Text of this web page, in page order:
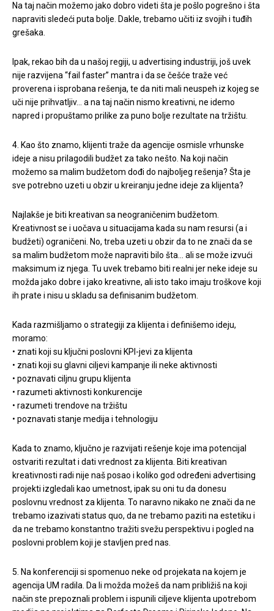
Na taj način možemo jako dobro videti šta je pošlo pogrešno i šta
napraviti sledeći puta bolje. Dakle, trebamo učiti iz svojih i tuđih
grešaka.
Ipak, rekao bih da u našoj regiji, u advertising industriji, još uvek
nije razvijena “fail faster” mantra i da se češće traže već
proverena i isprobana rešenja, te da niti mali neuspeh iz kojeg se
uči nije prihvatljiv… a na taj način nismo kreativni, ne idemo
napred i propuštamo prilike za puno bolje rezultate na tržištu.
4. Kao što znamo, klijenti traže da agencije osmisle vrhunske
ideje a nisu prilagodili budžet za tako nešto. Na koji način
možemo sa malim budžetom dođi do najboljeg rešenja? Šta je
sve potrebno uzeti u obzir u kreiranju jedne ideje za klijenta?
Najlakše je biti kreativan sa neograničenim budžetom.
Kreativnost se i uočava u situacijama kada su nam resursi (a i
budžeti) ograničeni. No, treba uzeti u obzir da to ne znači da se
sa malim budžetom može napraviti bilo šta… ali se može izvući
maksimum iz njega. Tu uvek trebamo biti realni jer neke ideje su
možda jako dobre i jako kreativne, ali isto tako imaju troškove koji
ih prate i nisu u skladu sa definisanim budžetom.
Kada razmišljamo o strategiji za klijenta i definišemo ideju,
moramo:
• znati koji su ključni poslovni KPI-jevi za klijenta
• znati koji su glavni ciljevi kampanje ili neke aktivnosti
• poznavati ciljnu grupu klijenta
• razumeti aktivnosti konkurencije
• razumeti trendove na tržištu
• poznavati stanje medija i tehnologiju
Kada to znamo, ključno je razvijati rešenje koje ima potencijal
ostvariti rezultat i dati vrednost za klijenta. Biti kreativan
kreativnosti radi nije naš posao i koliko god određeni advertising
projekti izgledali kao umetnost, ipak su oni tu da donesu
poslovnu vrednost za klijenta. To naravno nikako ne znači da ne
trebamo izazivati status quo, da ne trebamo paziti na estetiku i
da ne trebamo konstantno tražiti svežu perspektivu i pogled na
poslovni problem koji je stavljen pred nas.
5. Na konferenciji si spomenuo neke od projekata na kojem je
agencija UM radila. Da li možda možeš da nam približiš na koji
način ste prepoznali problem i ispunili ciljeve klijenta upotrebom